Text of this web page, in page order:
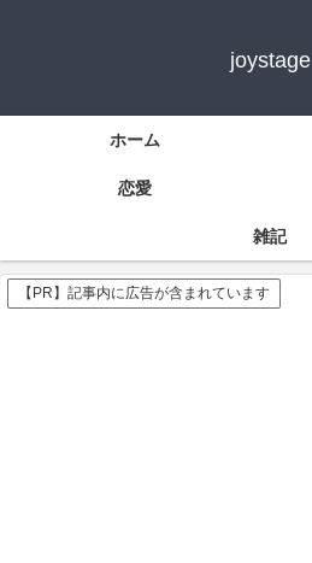
joystage
ホーム
恋愛
雑記
【PR】記事内に広告が含まれています